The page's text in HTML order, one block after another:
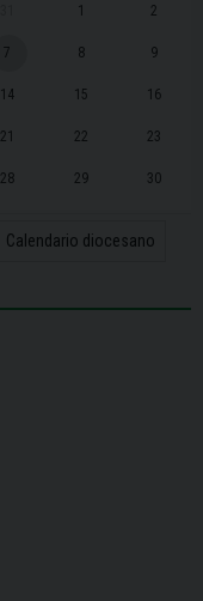
1 2
7 8 9
14 15 16
21 22 23
28 29 30
Calendario diocesano